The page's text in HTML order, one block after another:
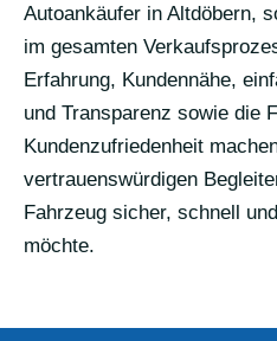
Autoankäufer in Altdöbern,
im gesamten
Erfahrung, Kundennähe,
und Transparenz sowie die
Kundenzufriedenheit
vertrauenswürdigen
Fahrzeug sicher, schnell
möchte.